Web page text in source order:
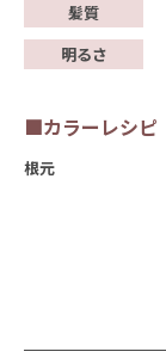
髪質
明るさ
■カラーレシピ
根元